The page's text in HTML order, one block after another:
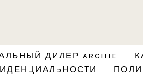
ДИЛЕР ARCHIE